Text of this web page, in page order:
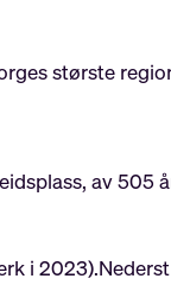
største
av 505
i